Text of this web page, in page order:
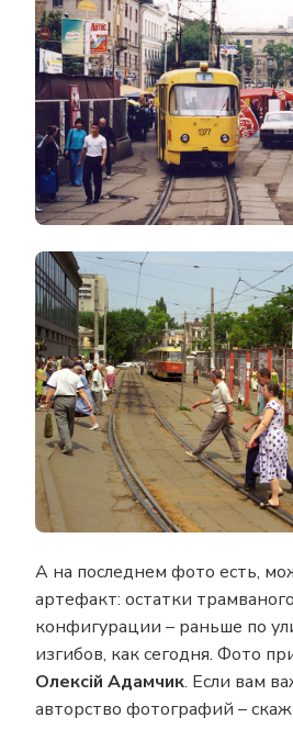
А на последнем фото есть,
артефакт: остатки
конфигурации – раньше по
изгибов, как сегодня. Фото
Олексій Адамчик. Если вам
авторство фотографий –